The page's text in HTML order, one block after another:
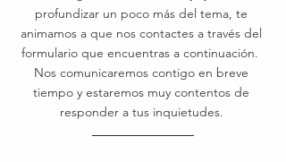
profundizar un poco más del tema, te
animamos a que nos contactes a través del
formulario que encuentras a continuación.
Nos comunicaremos contigo en breve
tiempo y estaremos muy contentos de
responder a tus inquietudes.